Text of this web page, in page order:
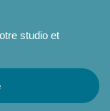
studio et